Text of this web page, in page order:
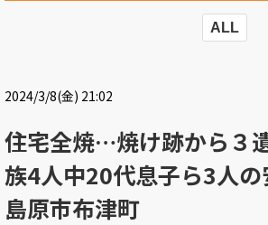
ALL
2024/3/8(金) 21:02
住宅全焼…焼け跡から３
族4人中20代息子ら3人
島原市布津町